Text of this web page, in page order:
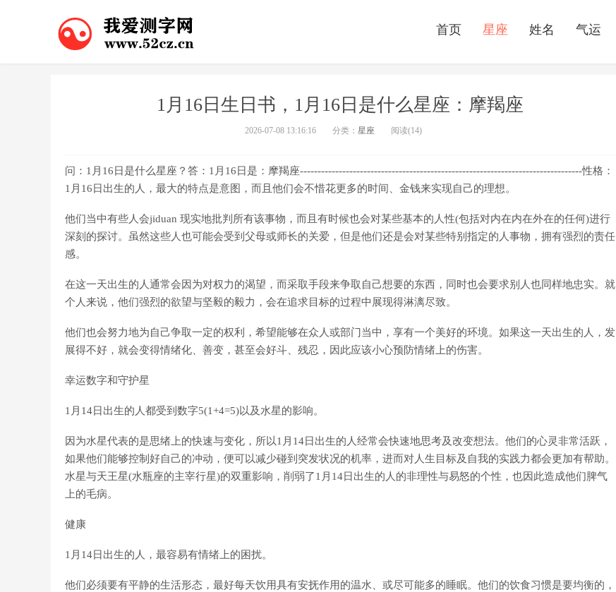
首页 星座 姓名 气运
1月16日生日书，1月16日是什么星座：摩羯座
2026-07-08 13:16:16 分类： 星座 阅读(14)
问：1月16日是什么星座？答：1月16日是：摩羯座--------------------------------------------------------------------------------性格：
1月16日出生的人，最大的特点是意图，而且他们会不惜花更多的时间、金钱来实现自己的理想。
他们当中有些人会jiduan 现实地批判所有该事物，而且有时候也会对某些基本的人性(包括对内在内在外在的任何)进行
深刻的探讨。虽然这些人也可能会受到父母或师长的关爱，但是他们还是会对某些特别指定的人事物，拥有强烈的责任
感。
在这一天出生的人通常会因为对权力的渴望，而采取手段来争取自己想要的东西，同时也会要求别人也同样地忠实。就
个人来说，他们强烈的欲望与坚毅的毅力，会在追求目标的过程中展现得淋漓尽致。
他们也会努力地为自己争取一定的权利，希望能够在众人或部门当中，享有一个美好的环境。如果这一天出生的人，发
展得不好，就会变得情绪化、善变，甚至会好斗、残忍，因此应该小心预防情绪上的伤害。
幸运数字和守护星
1月14日出生的人都受到数字5(1+4=5)以及水星的影响。
因为水星代表的是思绪上的快速与变化，所以1月14日出生的人经常会快速地思考及改变想法。他们的心灵非常活跃，
如果他们能够控制好自己的冲动，便可以减少碰到突发状况的机率，进而对人生目标及自我的实践力都会更加有帮助。
水星与天王星(水瓶座的主宰行星)的双重影响，削弱了1月14日出生的人的非理性与易怒的个性，也因此造成他们脾气
上的毛病。
健康
1月14日出生的人，最容易有情绪上的困扰。
他们必须要有平静的生活形态，最好每天饮用具有安抚作用的温水、或尽可能多的睡眠。他们的饮食习惯是要均衡的，